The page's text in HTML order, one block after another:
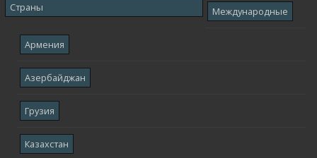
Страны Международные
Армения
Азербайджан
Грузия
Казахстан